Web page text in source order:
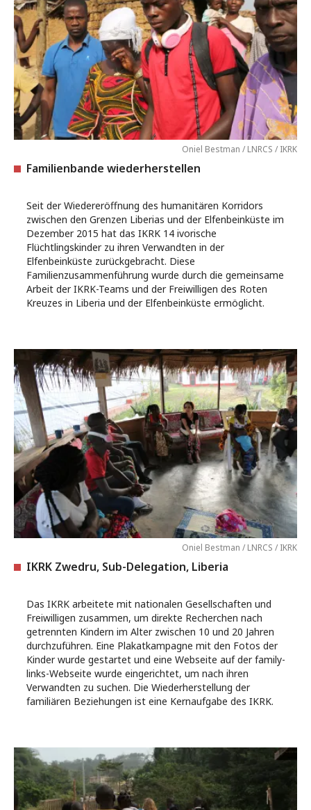
Oniel Bestman / LNRCS / IKRK
Familienbande wiederherstellen
Seit der Wiedereröffnung des humanitären Korridors
zwischen den Grenzen Liberias und der Elfenbeinküste im
Dezember 2015 hat das IKRK 14 ivorische
Flüchtlingskinder zu ihren Verwandten in der
Elfenbeinküste zurückgebracht. Diese
Familienzusammenführung wurde durch die gemeinsame
Arbeit der IKRK-Teams und der Freiwilligen des Roten
Kreuzes in Liberia und der Elfenbeinküste ermöglicht.
Oniel Bestman / LNRCS / IKRK
IKRK Zwedru, Sub-Delegation, Liberia
Das IKRK arbeitete mit nationalen Gesellschaften und
Freiwilligen zusammen, um direkte Recherchen nach
getrennten Kindern im Alter zwischen 10 und 20 Jahren
durchzuführen. Eine Plakatkampagne mit den Fotos der
Kinder wurde gestartet und eine Webseite auf der family-
links-Webseite wurde eingerichtet, um nach ihren
Verwandten zu suchen. Die Wiederherstellung der
familiären Beziehungen ist eine Kernaufgabe des IKRK.